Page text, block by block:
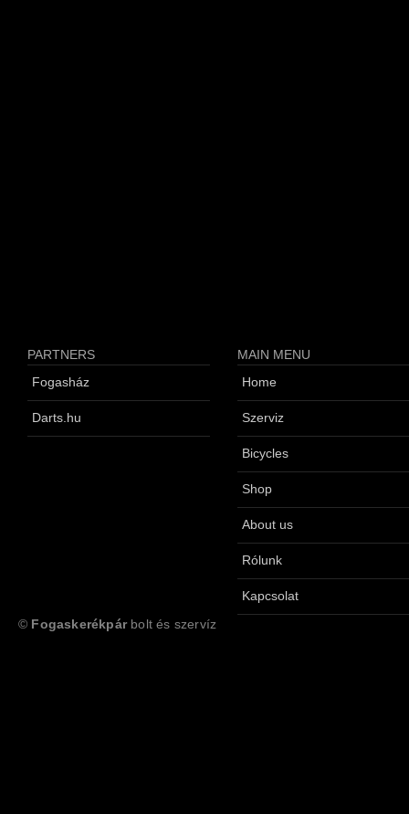
PARTNERS
Fogasház
Darts.hu
MAIN MENU
Home
Szerviz
Bicycles
Shop
About us
Rólunk
Kapcsolat
© Fogaskerékpárbolt és szervíz